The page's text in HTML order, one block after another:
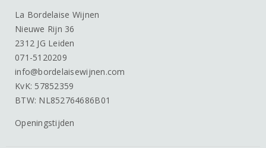
La Bordelaise Wijnen
Nieuwe Rijn 36
2312 JG Leiden
071-5120209
info@bordelaisewijnen.com
KvK: 57852359
BTW: NL852764686B01
Openingstijden